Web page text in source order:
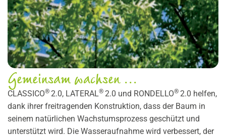
Gemeinsam wachsen ...
CLASSICO® 2.0, LATERAL® 2.0 und RONDELLO® 2.0 helfen,
dank ihrer freitragenden Konstruktion, dass der Baum in
seinem natürlichen Wachstumsprozess geschützt und
unterstützt wird. Die Wasseraufnahme wird verbessert, der